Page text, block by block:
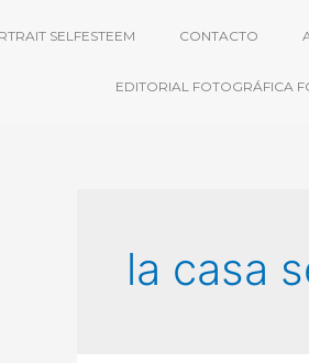
SELFESTEEM CONTACTO
EDITORIAL FOTOGRÁFICA
la casa